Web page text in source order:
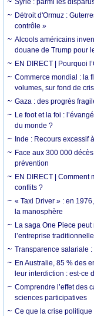
Syrie : parmi les
Détroit d'Ormuz :
contrôle »
Alcools américains
douane de Trump pour
EN DIRECT | Pourquoi
Commerce mondial : la
volumes, sur fond de
Gaza : des progrès
Le foot et la foi :
du monde ?
Inde : Recours excessif
Face aux 300 000
prévention
EN DIRECT | Comment
conflits ?
« Taxi Driver » : en
la manosphère
La saga One Piece
l’entreprise
Transparence salariale
En Australie, 85 % des
leur interdiction : est-ce
Comprendre l’effet des
sciences participatives
Ce que la crise politique